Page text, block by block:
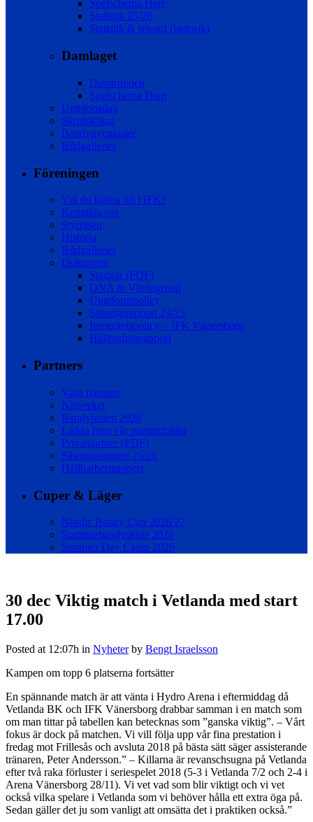
Spelschema Herr
Statistik 25/26
Statistik & rekord (historik)
Damlaget
Damtruppen
Spelschema Dam
Ungdomslag
Skridskokul
Bandygymnasiet
Bildgallerier
Föreningen
Vill du hjälpa till i IFK?
Kontakta oss
Styrelsen
Historia
Bildgallerier
Dokument
Stadgar (PDF)
DNA & Värdegrund
Ungdomspolicy
Säsongsrapport 24/25
Integritetspolicy – IFK Vänersborg
Hållbarhetsrapport
Partners
Våra partners
Nätverket
Bandyfesten 2026
Ladda hem vår partnerfolder
Privatpartner (PDF)
Säsongsrapport 25/26
Hållbarhetsrapport
Cuper & Läger
Nordic Bandy Cup 2026/27
Sommarbandyskola 2026
Summer Day Camp 2026
30 dec Viktig match i Vetlanda med start
17.00
Posted at 12:07h in Nyheter by Bengt Israelsson
Kampen om topp 6 platserna fortsätter
En spännande match är att vänta i Hydro Arena i eftermiddag då
Vetlanda BK och IFK Vänersborg drabbar samman i en match som
om man tittar på tabellen kan betecknas som ”ganska viktig”. – Vårt
fokus är dock på matchen. Vi vill följa upp vår fina prestation i
fredag mot Frillesås och avsluta 2018 på bästa sätt säger assisterande
tränaren, Peter Andersson.” – Killarna är revanschsugna på Vetlanda
efter två raka förluster i seriespelet 2018 (5-3 i Vetlanda 7/2 och 2-4 i
Arena Vänersborg 28/11). Vi vet vad som blir viktigt och vi vet
också vilka spelare i Vetlanda som vi behöver hålla ett extra öga på.
Sedan gäller det ju som vanligt att omsätta det i praktiken också.”